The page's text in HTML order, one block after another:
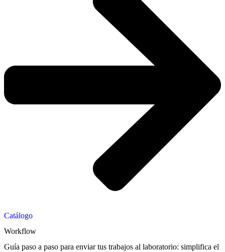
Catálogo
Workflow
Guía paso a paso para enviar tus trabajos al laboratorio: simplifica el